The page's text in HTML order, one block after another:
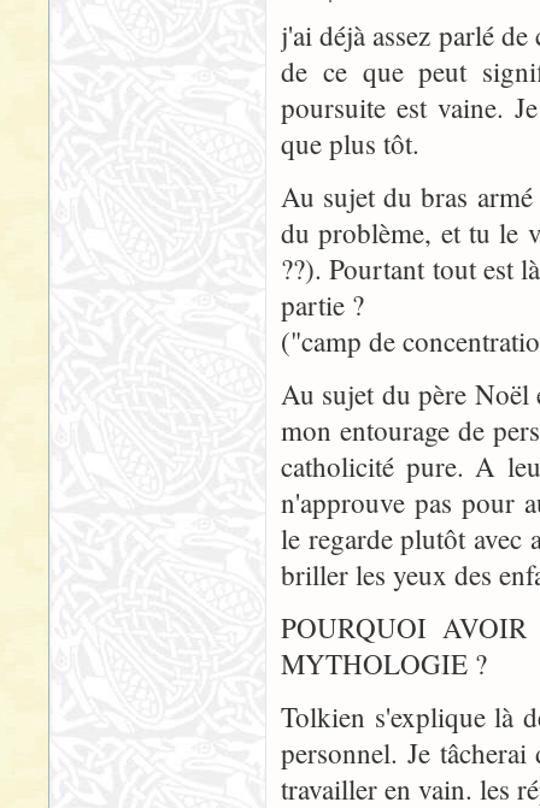
j'ai déjà assez parlé
de ce que peut
poursuite est vaine.
que plus tôt.
Au sujet du bras
du problème, et tu le
??). Pourtant tout est
partie ?
("camp de
Au sujet du père Noël
mon entourage de
catholicité pure. A
n'approuve pas pour
le regarde plutôt avec
briller les yeux des
POURQUOI
MYTHOLOGIE ?
Tolkien s'explique là
personnel. Je
travailler en vain. les